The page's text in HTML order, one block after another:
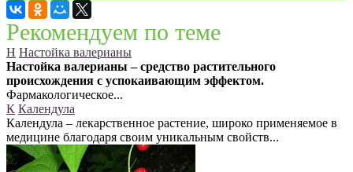
Рекомендуем по теме
Н Настойка валерианы
Настойка валерианы – средство растительного
происхождения с успокаивающим эффектом.
Фармакологическое...
К Календула
Календула – лекарственное растение, широко применяемое в
медицине благодаря своим уникальным свойств...